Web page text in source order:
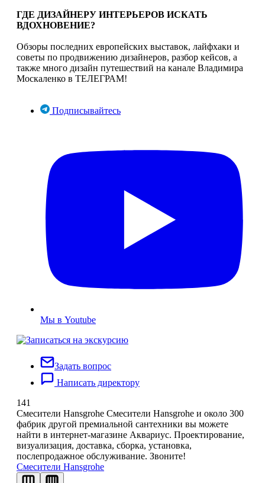
ГДЕ ДИЗАЙНЕРУ ИНТЕРЬЕРОВ ИСКАТЬ
ВДОХНОВЕНИЕ?
Обзоры последних европейских выставок, лайфхаки и
советы по продвижению дизайнеров, разбор кейсов, а
также много дизайн путешествий на канале Владимира
Москаленко в ТЕЛЕГРАМ!
Подписывайтесь
Мы в Youtube
Задать вопрос
Написать директору
141
Смесители Hansgrohe Смесители Hansgrohe и около 300
фабрик другой премиальной сантехники вы можете
найти в интернет-магазине Аквариус. Проектирование,
визуализация, доставка, сборка, установка,
послепродажное обслуживание. Звоните!
Смесители Hansgrohe